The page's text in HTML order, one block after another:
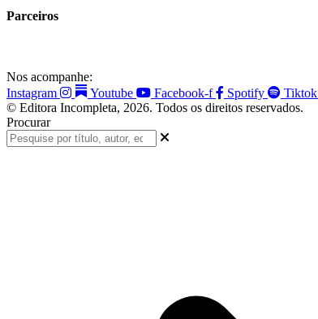
Parceiros
Nos acompanhe:
Instagram
Youtube Facebook-f Spotify Tiktok
© Editora Incompleta, 2026. Todos os direitos reservados.
Procurar